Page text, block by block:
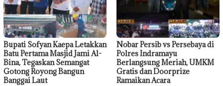
Bupati Sofyan Kaepa Letakkan
Batu Pertama Masjid Jami Al-
Bina, Tegaskan Semangat
Gotong Royong Bangun
Banggai Laut
Nobar Persib vs Persebaya di
Polres Indramayu
Berlangsung Meriah, UMKM
Gratis dan Doorprize
Ramaikan Acara